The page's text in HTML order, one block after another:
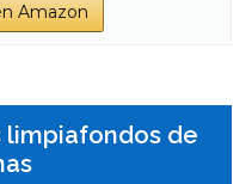
Amazon
limpiafondos de